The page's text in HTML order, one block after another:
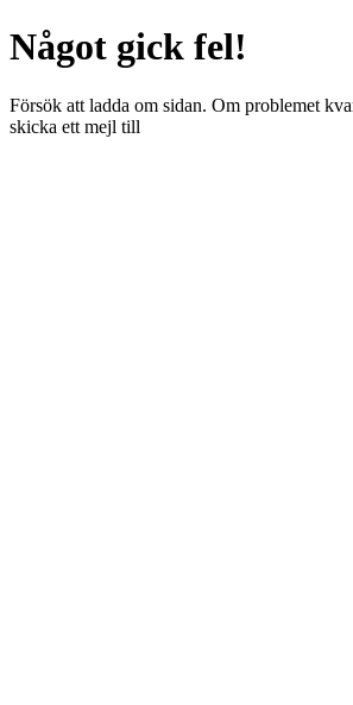
Något gick fel!
Försök att ladda om sidan. Om problemet
skicka ett mejl till